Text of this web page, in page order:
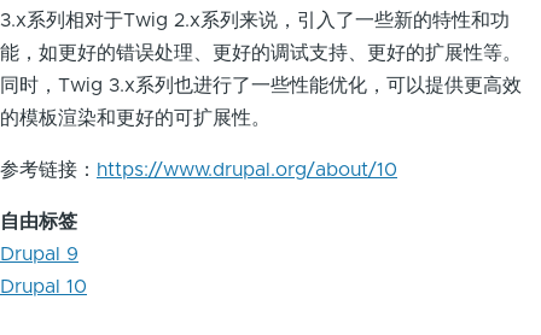
3.x系列相对于Twig 2.x系列来说，引入了一些新的特性和功
能，如更好的错误处理、更好的调试支持、更好的扩展性等。
同时，Twig 3.x系列也进行了一些性能优化，可以提供更高效
的模板渲染和更好的可扩展性。
参考链接： https://www.drupal.org/about/10
自由标签
Drupal 9
Drupal 10